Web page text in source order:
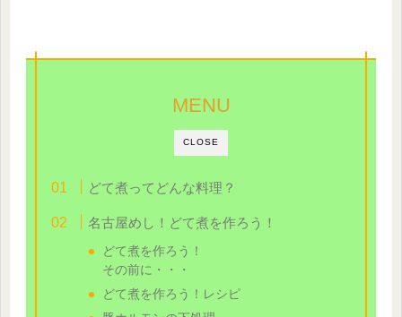
CLOSE
MENU
どて煮ってどんな料理？
名古屋めし！どて煮を作ろう！
どて煮を作ろう！
その前に・・・
どて煮を作ろう！レシピ